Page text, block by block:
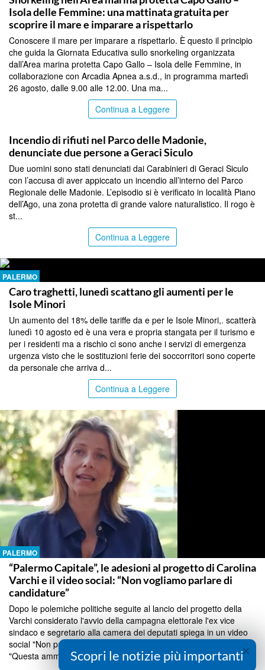
Isola delle Femmine: una mattinata gratuita per
scoprire il mare e imparare a rispettarlo
Conoscere il mare per imparare a rispettarlo. È questo il principio
che guida la Giornata Educativa sullo snorkeling organizzata
dall’Area marina protetta Capo Gallo – Isola delle Femmine, in
collaborazione con Arcadia Apnea a.s.d., in programma martedì
26 agosto, dalle 9.00 alle 12.00. Una ma...
Continua a Leggere
Incendio di rifiuti nel Parco delle Madonie,
denunciate due persone a Geraci Siculo
Due uomini sono stati denunciati dai Carabinieri di Geraci Siculo
con l’accusa di aver appiccato un incendio all’interno del Parco
Regionale delle Madonie. L’episodio si è verificato in località Piano
dell’Ago, una zona protetta di grande valore naturalistico. Il rogo è
st...
Continua a Leggere
PALERMO
Caro traghetti, lunedì scattano gli aumenti per le
Isole Minori
Un aumento del 18% delle tariffe da e per le Isole Minori,. scatterà
lunedì 10 agosto ed è una vera e propria stangata per il turismo e
per i residenti ma a rischio ci sono anche i servizi di emergenza
urgenza visto che le sostituzioni ferie dei soccorritori sono coperte
da personale che arriva d...
Continua a Leggere
PALERMO
“Palermo Capitale”, le adesioni al progetto di Carolina
Varchi e il video social: “Non vogliamo parlare di
candidature”
Dopo le polemiche politiche seguite al lancio del progetto della
Varchi considerato l'avvio della campagna elettorale l'ex vice
sindaco e segretario alla camera dei deputati spiega in un video
social "Non parliamo di candidature ma di Palermo" e precisa
"Questa amministrazione ha salvato la mcittà"...
×
Scopri le notizie più importanti